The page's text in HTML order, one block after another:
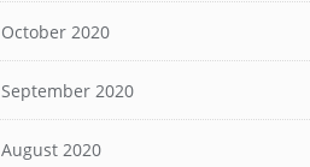
October 2020
September 2020
August 2020